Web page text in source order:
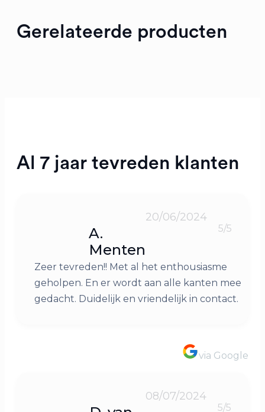
Gerelateerde producten
Al 7 jaar tevreden klanten
A.
Menten
20/06/2024
5/5
Zeer tevreden!! Met al het enthousiasme
geholpen. En er wordt aan alle kanten mee
gedacht. Duidelijk en vriendelijk in contact.
via Google
08/07/2024
5/5